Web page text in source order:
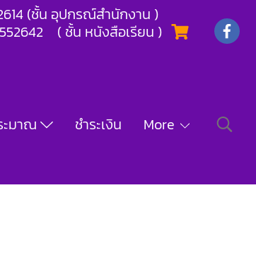
(ชั้น อุปกรณ์สำนักงาน )
( ชั้น หนังสือเรียน )
ะมาณ ชำระเงิน More